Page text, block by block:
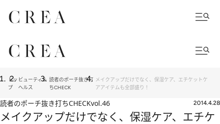
トッ
プ
ビューティ＆
ヘルス
読者のポーチ抜き打
ちCHECK
メイクアップだけでなく、保湿ケア、エチケットケ
アアイテムも全部盛り！
読者のポーチ抜き打ちCHECKvol.46 2014.4.28
メイクアップだけでなく、保湿ケア、エチケ